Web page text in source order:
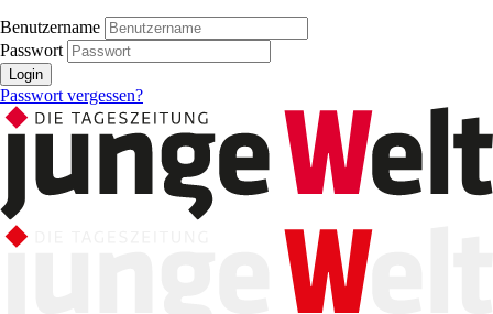
Benutzername
Passwort
Login
Passwort vergessen?